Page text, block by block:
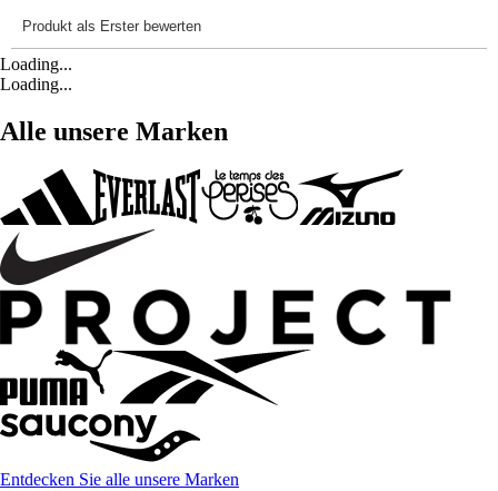
Loading...
Loading...
Alle unsere Marken
Entdecken Sie alle unsere Marken